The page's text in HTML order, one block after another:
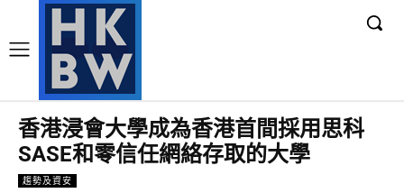
香港浸會大學成為香港首間採用思科
SASE和零信任網絡存取的大學
趨勢及資安